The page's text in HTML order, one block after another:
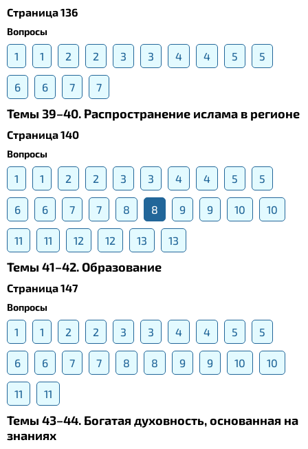
Страница 136
Вопросы
1 1 2 2 3 3 4 4 5 5
6 6 7 7
Темы 39–40. Распространение ислама в регионе
Страница 140
Вопросы
1 1 2 2 3 3 4 4 5 5
6 6 7 7 8 8 9 9 10 10
11 11 12 12 13 13
Темы 41–42. Образование
Страница 147
Вопросы
1 1 2 2 3 3 4 4 5 5
6 6 7 7 8 8 9 9 10 10
11 11
Темы 43–44. Богатая духовность, основанная на
знаниях